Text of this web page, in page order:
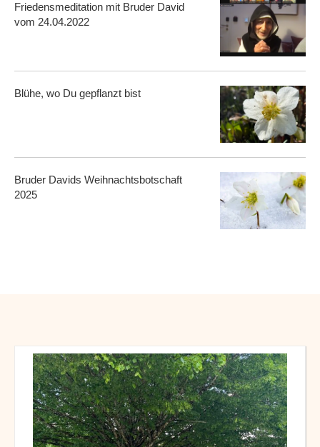
Friedensmeditation mit Bruder David
vom 24.04.2022
Blühe, wo Du gepflanzt bist
Bruder Davids Weihnachtsbotschaft
2025